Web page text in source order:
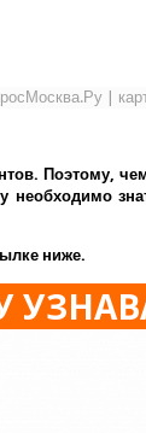
Поэтому,
ниже.